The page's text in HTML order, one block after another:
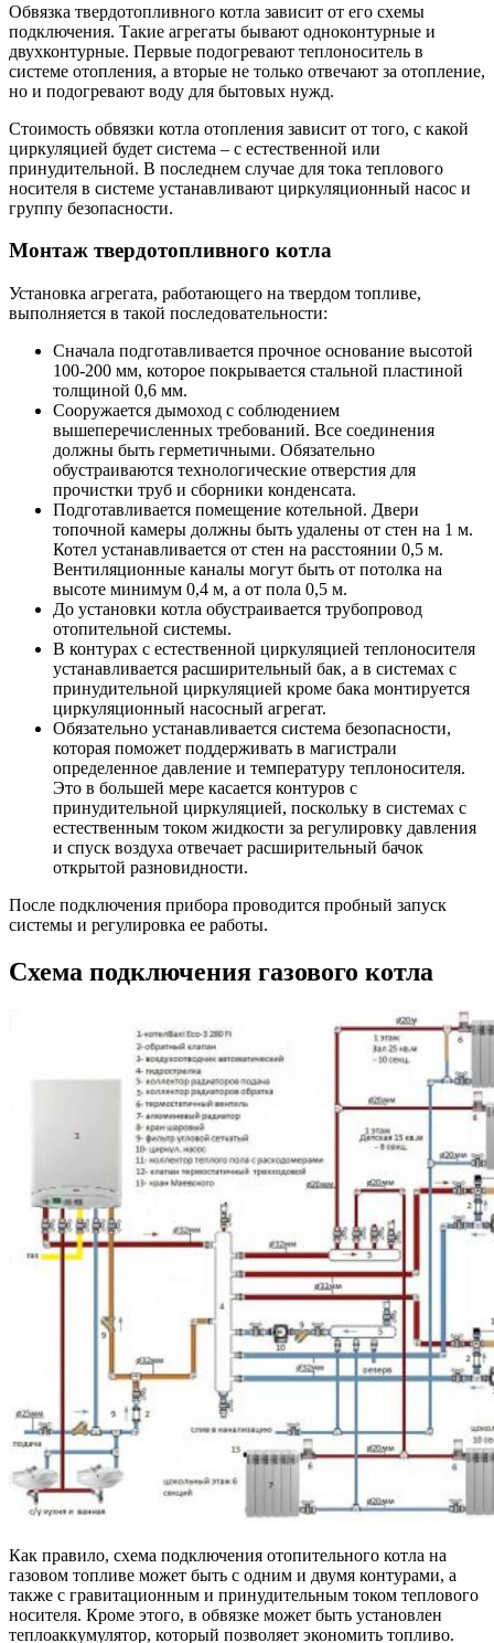
Обвязка твердотопливного котла зависит от его схемы
подключения. Такие агрегаты бывают одноконтурные и
двухконтурные. Первые подогревают теплоноситель в
системе отопления, а вторые не только отвечают за отопление,
но и подогревают воду для бытовых нужд.
Стоимость обвязки котла отопления зависит от того, с какой
циркуляцией будет система – с естественной или
принудительной. В последнем случае для тока теплового
носителя в системе устанавливают циркуляционный насос и
группу безопасности.
Монтаж твердотопливного котла
Установка агрегата, работающего на твердом топливе,
выполняется в такой последовательности:
Сначала подготавливается прочное основание высотой
100-200 мм, которое покрывается стальной пластиной
толщиной 0,6 мм.
Сооружается дымоход с соблюдением
вышеперечисленных требований. Все соединения
должны быть герметичными. Обязательно
обустраиваются технологические отверстия для
прочистки труб и сборники конденсата.
Подготавливается помещение котельной. Двери
топочной камеры должны быть удалены от стен на 1 м.
Котел устанавливается от стен на расстоянии 0,5 м.
Вентиляционные каналы могут быть от потолка на
высоте минимум 0,4 м, а от пола 0,5 м.
До установки котла обустраивается трубопровод
отопительной системы.
В контурах с естественной циркуляцией теплоносителя
устанавливается расширительный бак, а в системах с
принудительной циркуляцией кроме бака монтируется
циркуляционный насосный агрегат.
Обязательно устанавливается система безопасности,
которая поможет поддерживать в магистрали
определенное давление и температуру теплоносителя.
Это в большей мере касается контуров с
принудительной циркуляцией, поскольку в системах с
естественным током жидкости за регулировку давления
и спуск воздуха отвечает расширительный бачок
открытой разновидности.
После подключения прибора проводится пробный запуск
системы и регулировка ее работы.
Схема подключения газового котла
Как правило, схема подключения отопительного котла на
газовом топливе может быть с одним и двумя контурами, а
также с гравитационным и принудительным током теплового
носителя. Кроме этого, в обвязке может быть установлен
теплоаккумулятор, который позволяет экономить топливо.